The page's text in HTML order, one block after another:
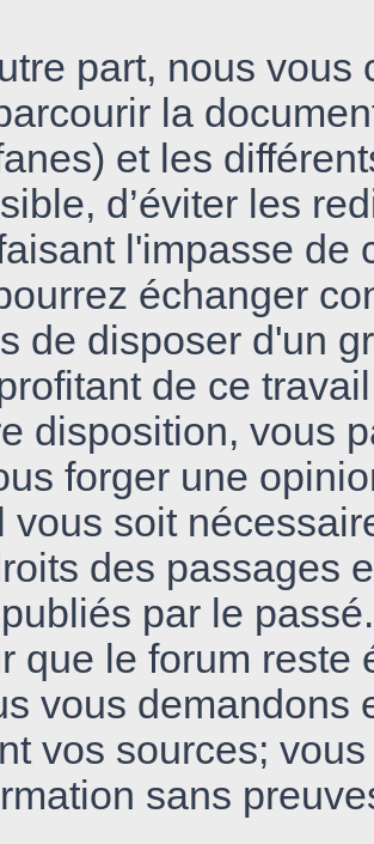
part, nous
la
et les
d’éviter les
l'impasse de
échanger
de disposer d'un
de ce
disposition, vous
forger une
vous soit
des passages
par le
que le forum reste
vous demandons
vos sources;
sans